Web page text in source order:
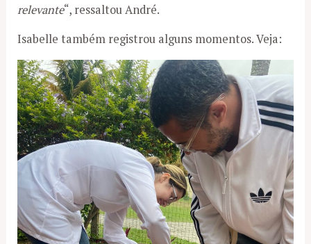
relevante“, ressaltou André.
Isabelle também registrou alguns momentos. Veja: